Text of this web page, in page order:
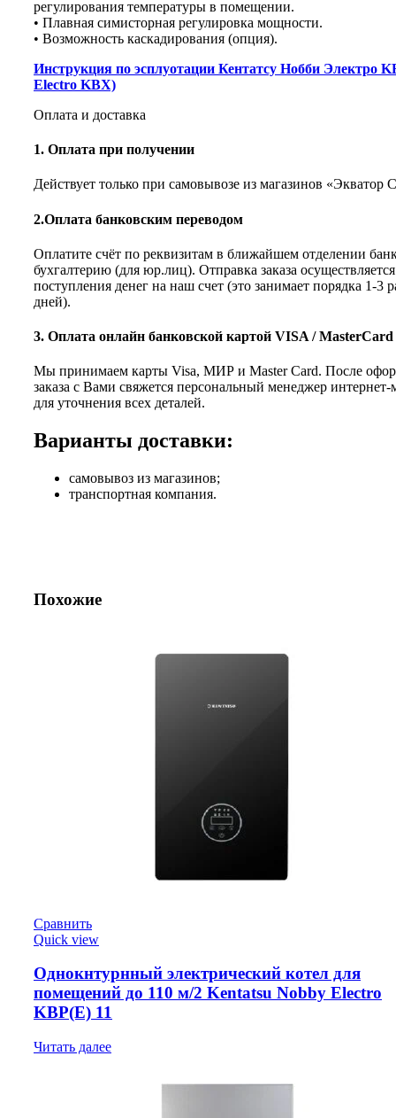
регулирования температуры в помещении.
• Плавная симисторная регулировка мощности.
• Возможность каскадирования (опция).
Инструкция по эсплуотации Кентатсу Нобби Электро
Electro KBX)
Оплата и доставка
1. Оплата при получении
Действует только при самовывозе из магазинов «Экватор
2.Оплата банковским переводом
Оплатите счёт по реквизитам в ближайшем отделении
бухгалтерию (для юр.лиц). Отправка заказа
поступления денег на наш счет (это занимает порядка 1-3
дней).
3. Оплата онлайн банковской картой VISA / MasterCard
Мы принимаем карты Visa, МИР и Master Card. После
заказа с Вами свяжется персональный менеджер интернет-
для уточнения всех деталей.
Варианты доставки:
самовывоз из магазинов;
транспортная компания.
Похожие
Сравнить
Quick view
Однокнтурнный электрический котел для
помещений до 110 м/2 Kentatsu Nobby Electro
KBP(E) 11
Читать далее